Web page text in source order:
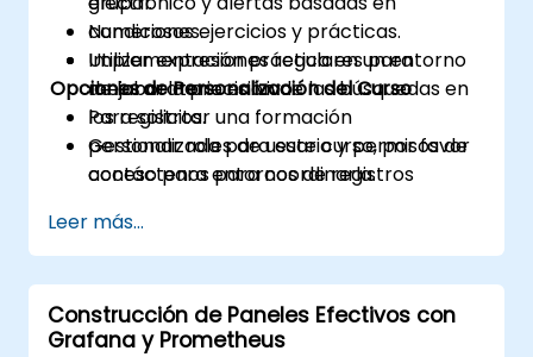
condiciones.
Utilizar expresiones regulares para
mejorar la precisión de las búsquedas en
los registros.
Gestionar roles de usuario y permisos de
acceso para entornos de registros
Interactuar con la API REST de
Elasticsearch para automatización e
integración.
Numerosos ejercicios y prácticas.
Implementación práctica en un entorno
de laboratorio en vivo.
Opciones de Personalización del Curso
Para solicitar una formación
personalizada para este curso, por favor
contáctenos para coordinarla.
Leer más...
Construcción de Paneles Efectivos con
Grafana y Prometheus